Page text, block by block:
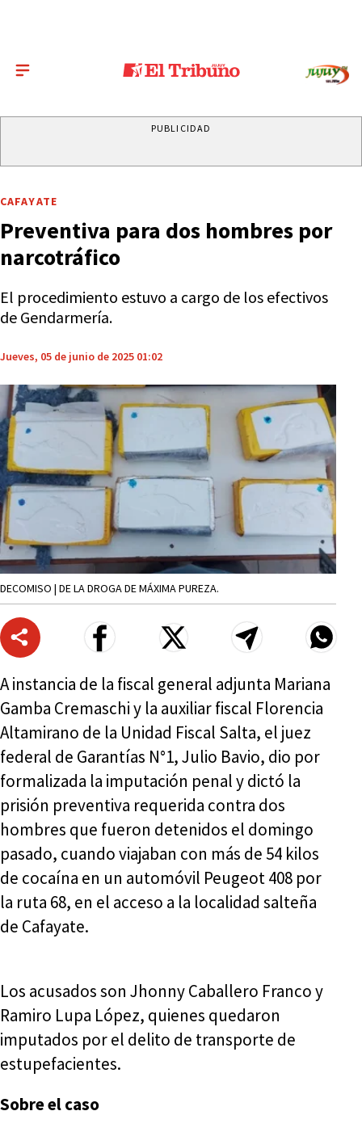
PUBLICIDAD
CAFAYATE
Preventiva para dos hombres por
narcotráfico
El procedimiento estuvo a cargo de los efectivos
de Gendarmería.
Jueves, 05 de junio de 2025 01:02
DECOMISO | DE LA DROGA DE MÁXIMA PUREZA.
A instancia de la fiscal general adjunta Mariana
Gamba Cremaschi y la auxiliar fiscal Florencia
Altamirano de la Unidad Fiscal Salta, el juez
federal de Garantías N°1, Julio Bavio, dio por
formalizada la imputación penal y dictó la
prisión preventiva requerida contra dos
hombres que fueron detenidos el domingo
pasado, cuando viajaban con más de 54 kilos
de cocaína en un automóvil Peugeot 408 por
la ruta 68, en el acceso a la localidad salteña
de Cafayate.
Los acusados son Jhonny Caballero Franco y
Ramiro Lupa López, quienes quedaron
imputados por el delito de transporte de
estupefacientes.
Sobre el caso